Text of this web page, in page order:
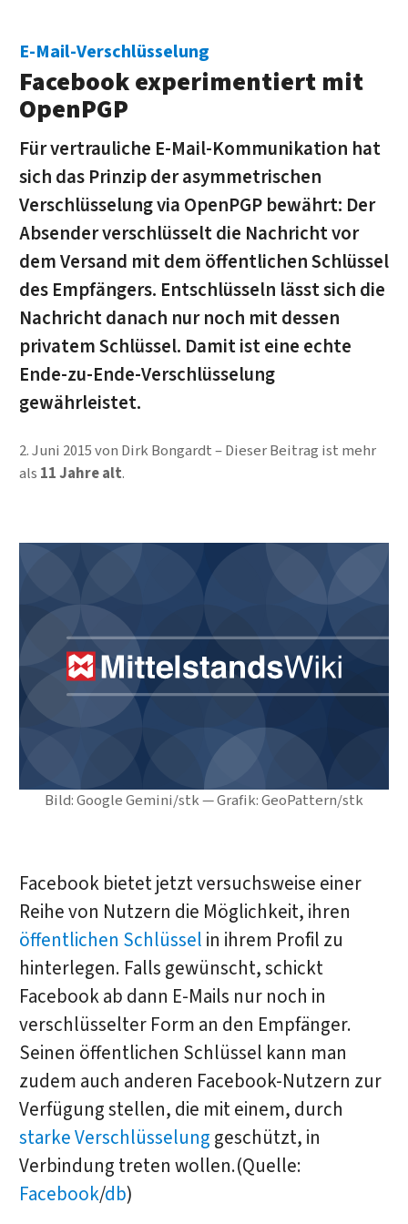
Bild: Google Gemini/stk — Grafik: GeoPattern/stk
E-Mail-Verschlüsselung
Facebook experimentiert mit
OpenPGP
Für vertrauliche E-Mail-Kommunikation hat
sich das Prinzip der asymmetrischen
Verschlüsselung via OpenPGP bewährt: Der
Absender verschlüsselt die Nachricht vor
dem Versand mit dem öffentlichen Schlüssel
des Empfängers. Entschlüsseln lässt sich die
Nachricht danach nur noch mit dessen
privatem Schlüssel. Damit ist eine echte
Ende-zu-Ende-Verschlüsselung
gewährleistet.
2. Juni 2015von Dirk Bongardt
Dieser Beitrag ist mehr
als 11 Jahre alt.
Facebook bietet jetzt versuchsweise einer
Reihe von Nutzern die Möglichkeit, ihren
öffentlichen Schlüssel in ihrem Profil zu
hinterlegen. Falls gewünscht, schickt
Facebook ab dann E-Mails nur noch in
verschlüsselter Form an den Empfänger.
Seinen öffentlichen Schlüssel kann man
zudem auch anderen Facebook-Nutzern zur
Verfügung stellen, die mit einem, durch
starke Verschlüsselung geschützt, in
Verbindung treten wollen.(Quelle:
Facebook/db)